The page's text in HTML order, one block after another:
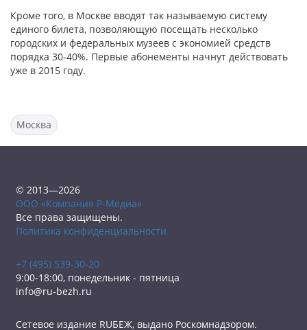
Кроме того, в Москве вводят так называемую систему
единого билета, позволяющую посещать несколько
городских и федеральных музеев с экономией средств
порядка 30-40%. Первые абонементы начнут действовать
уже в 2015 году.
Москва
© 2013—2026
ООО «Компания Р-Медиа»
Все права защищены.
Политика конфиденциальности
+7 (495) 539-30-20
9:00-18:00, понедельник - пятница
info@ru-bezh.ru
Сетевое издание RUБЕЖ, выдано Роскомнадзором.